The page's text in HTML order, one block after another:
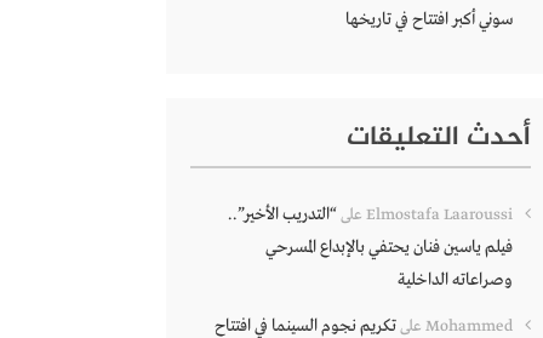
سوني أكبر افتتاح في تاريخها
أحدث التعليقات
Elmostafa Laaroussi على“التدريب الأخير”..
فيلم ياسين فنان يحتفي بالإبداع المسرحي
وصراعاته الداخلية
Mohammed علىتكريم نجوم السينما في افتتاح